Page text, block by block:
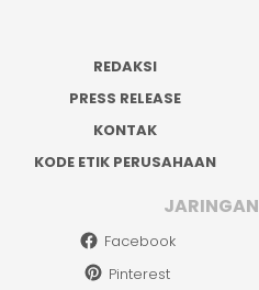
REDAKSI
PRESS RELEASE
KONTAK
KODE ETIK PERUSAHAAN
Facebook
Pinterest